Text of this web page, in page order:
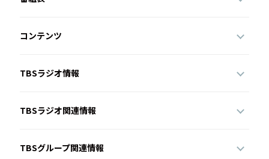
コンテンツ
TBSラジオ情報
TBSラジオ関連情報
TBSグループ関連情報